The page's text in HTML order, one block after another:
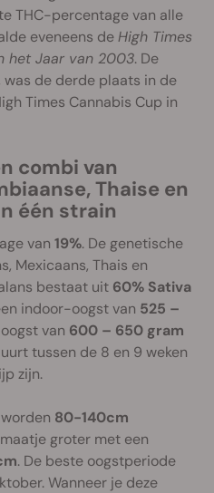
THC-percentage van alle
eveneens deHigh Times
het Jaar van 2003. De
de derde plaats in de
Times Cannabis Cup in
combi van
Thaise en
één strain
van 19%. De genetische
Mexicaans, Thais en
bestaat uit 60% Sativa
indoor-oogst van 525 –
van 600 – 650 gram
tussen de 8 en 9 weken
zijn.
80-140cm
groter met een
. De beste oogstperiode
Wanneer je deze